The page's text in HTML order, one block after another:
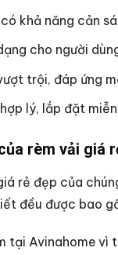
khả năng cản
cho người
trội, đáp ứng
lý, lắp đặt
rèm vải giá
rẻ đẹp của
đều được bao
tại Avinahome